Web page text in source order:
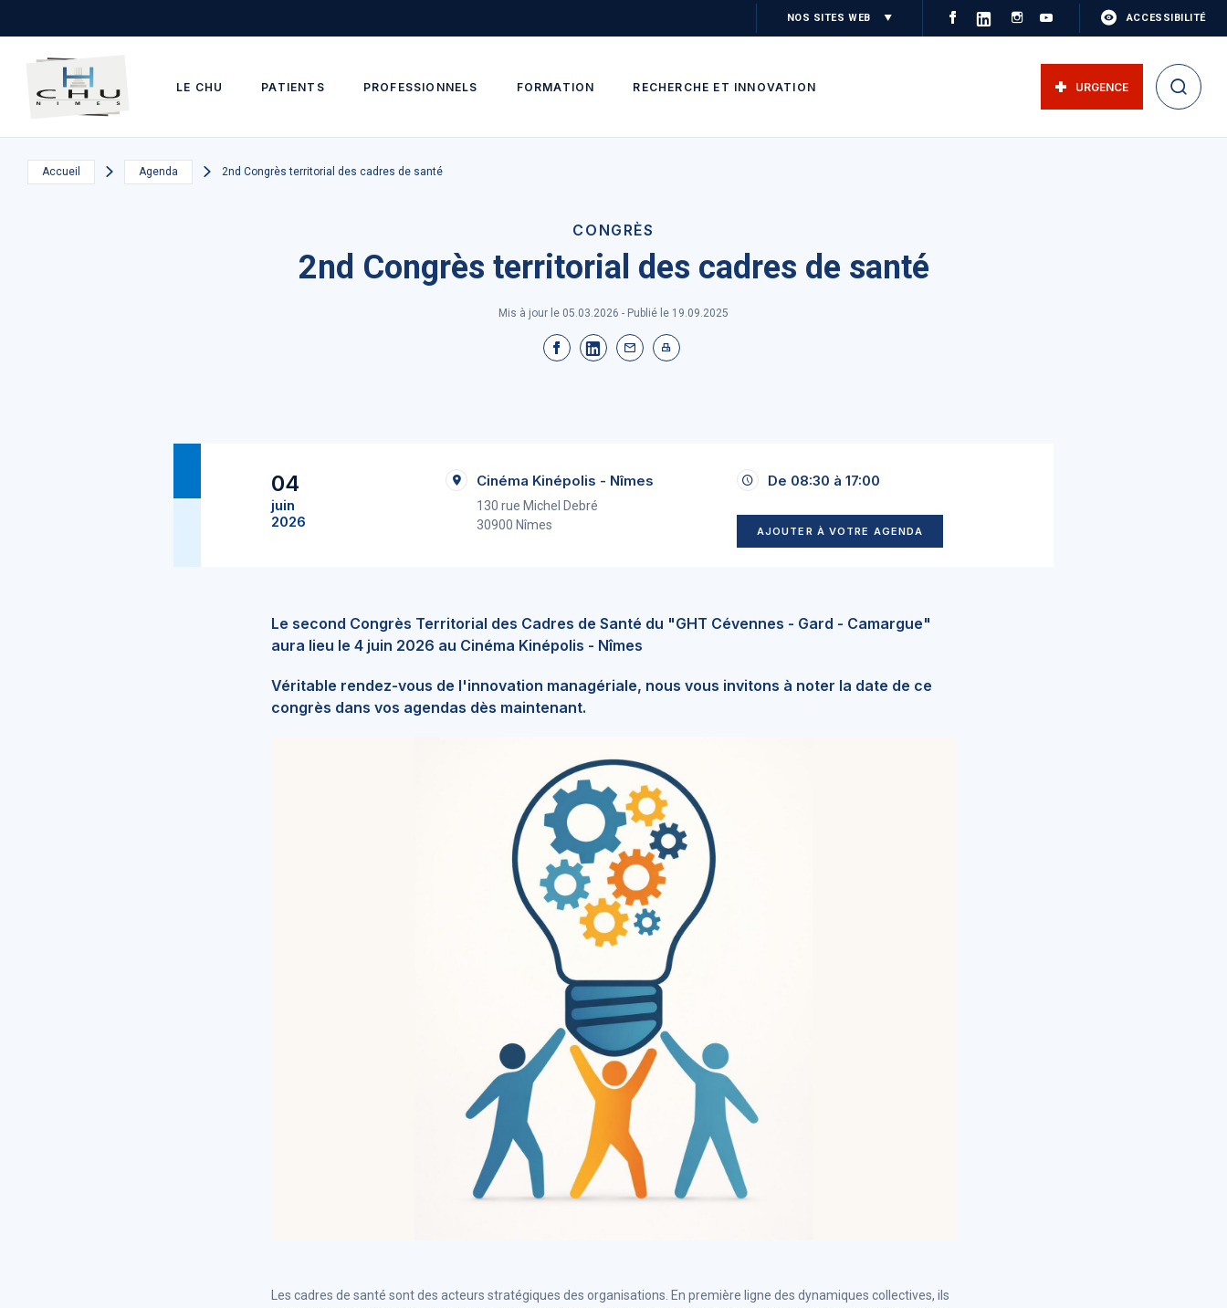
LE CHU PATIENTS PROFESSIONNELS FORMATION RECHERCHE ET INNOVATION
NOS SITES WEB ACCESSIBILITÉ
URGENCE
Accueil Agenda 2nd Congrès territorial des cadres de santé
CONGRÈS
2nd Congrès territorial des cadres de santé
Mis à jour le 05.03.2026 - Publié le 19.09.2025
04
juin
2026
Cinéma Kinépolis - Nîmes
130 rue Michel Debré
30900 Nîmes
De 08:30 à 17:00
AJOUTER À VOTRE AGENDA
Le second Congrès Territorial des Cadres de Santé du "GHT Cévennes - Gard - Camargue"
aura lieu le 4 juin 2026 au Cinéma Kinépolis - Nîmes
Véritable rendez-vous de l'innovation managériale, nous vous invitons à noter la date de ce
congrès dans vos agendas dès maintenant.
Les cadres de santé sont des acteurs stratégiques des organisations. En première ligne des dynamiques collectives, ils